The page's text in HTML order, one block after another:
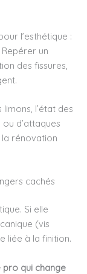
l’esthétique :
Repérer un
des fissures,
l’état des
d’attaques
la rénovation
cachés
Si elle
(vis
liée à la finition.
pro qui change